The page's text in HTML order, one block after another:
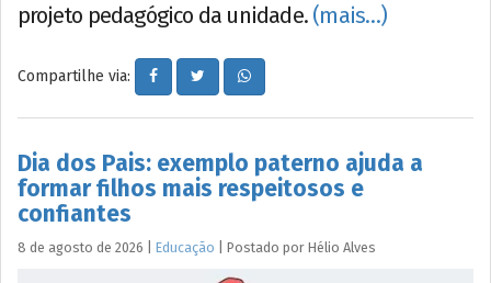
projeto pedagógico da unidade. (mais…)
Compartilhe via:
Dia dos Pais: exemplo paterno ajuda a
formar filhos mais respeitosos e
confiantes
8 de agosto de 2026 Educação Postado por Hélio Alves